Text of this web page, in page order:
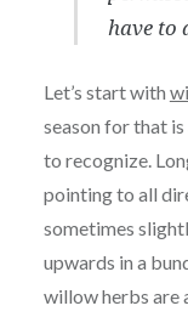
have to
Let’s start with
season for that
to recognize.
pointing to all
sometimes
upwards in a
willow herbs are